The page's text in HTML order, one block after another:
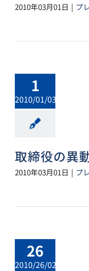
2010年03月01日 | プ
1
2010/01/03
取締役の異
2010年03月01日 | プ
26
2010/26/02